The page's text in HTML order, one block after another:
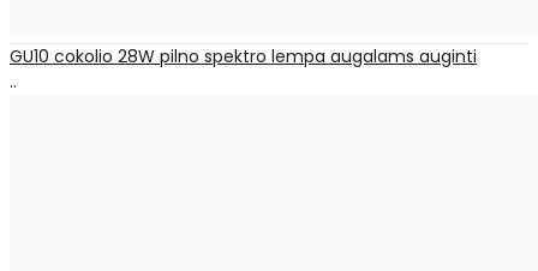
GU10 cokolio 28W pilno spektro lempa augalams auginti
..